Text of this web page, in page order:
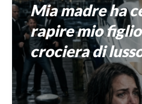
Mia madre ha
rapire mio
crociera di